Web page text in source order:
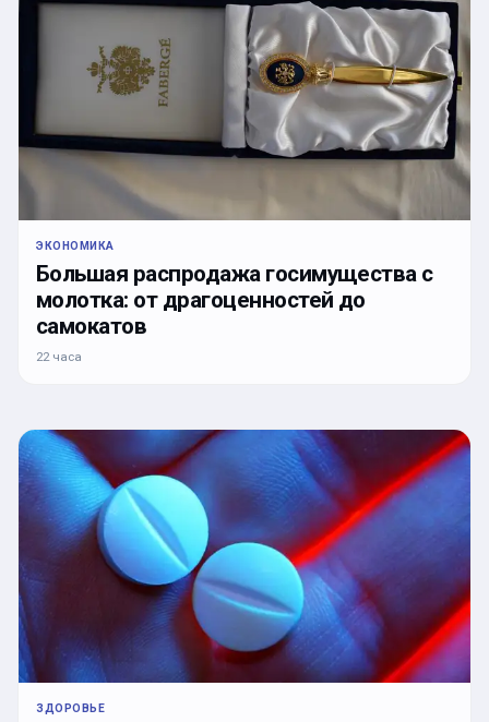
ЭКОНОМИКА
Большая распродажа госимущества с
молотка: от драгоценностей до
самокатов
22 часа
ЗДОРОВЬЕ